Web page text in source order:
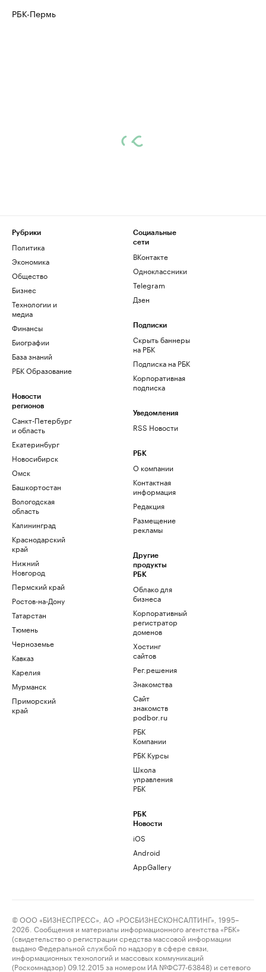
РБК-Пермь
Рубрики
Политика
Экономика
Общество
Бизнес
Технологии и
медиа
Финансы
Биографии
База знаний
РБК Образование
Новости
регионов
Санкт-Петербург
и область
Екатеринбург
Новосибирск
Омск
Башкортостан
Вологодская
область
Калининград
Краснодарский
край
Нижний
Новгород
Пермский край
Ростов-на-Дону
Татарстан
Тюмень
Черноземье
Кавказ
Карелия
Мурманск
Приморский
край
Социальные
сети
ВКонтакте
Одноклассники
Telegram
Дзен
Подписки
Скрыть баннеры
на РБК
Подписка на РБК
Корпоративная
подписка
Уведомления
RSS Новости
РБК
О компании
Контактная
информация
Редакция
Размещение
рекламы
Другие
продукты
РБК
Облако для
бизнеса
Корпоративный
регистратор
доменов
Хостинг
сайтов
Рег.решения
Знакомства
Сайт
знакомств
podbor.ru
РБК
Компании
РБК Курсы
Школа
управления
РБК
РБК
Новости
iOS
Android
AppGallery
© ООО «БИЗНЕСПРЕСС», АО «РОСБИЗНЕСКОНСАЛТИНГ», 1995–
2026. Сообщения и материалы информационного агентства «РБК»
(свидетельство о регистрации средства массовой информации
выдано Федеральной службой по надзору в сфере связи,
информационных технологий и массовых коммуникаций
(Роскомнадзор) 09.12.2015 за номером ИА №ФС77-63848) и сетевого